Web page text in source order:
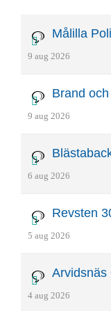
Målilla
9 aug 2026
Brand
9 aug 2026
6 aug 2026
Revsten
5 aug 2026
Arvidsnäs
4 aug 2026